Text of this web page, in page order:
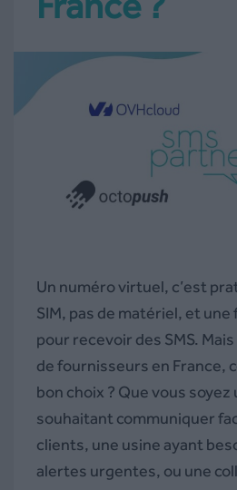
Un numéro virtuel, c’est
SIM, pas de matériel, et
pour recevoir des SMS.
de fournisseurs en France,
bon choix ? Que vous
souhaitant communiquer
clients, une usine ayant
alertes urgentes, ou une